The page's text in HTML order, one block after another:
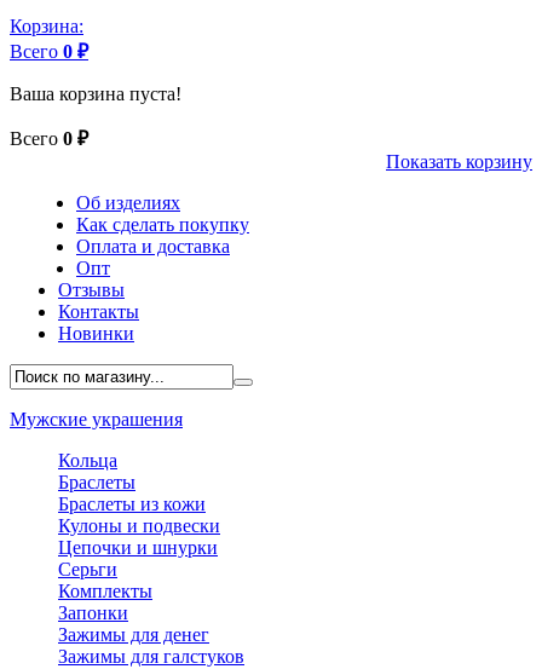
Корзина:
Всего 0 ₽
Ваша корзина пуста!
Всего 0 ₽
Показать корзину
Об изделиях
Как сделать покупку
Оплата и доставка
Опт
Отзывы
Контакты
Новинки
Мужские украшения
Кольца
Браслеты
Браслеты из кожи
Кулоны и подвески
Цепочки и шнурки
Серьги
Комплекты
Запонки
Зажимы для денег
Зажимы для галстуков